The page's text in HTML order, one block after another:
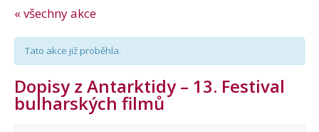
« všechny akce
Tato akce již proběhla.
Dopisy z Antarktidy – 13. Festival
bulharských filmů